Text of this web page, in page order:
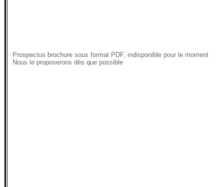
Prospectus brochure sous format PDF, indisponible pour le moment
Nous le proposerons dès que possible